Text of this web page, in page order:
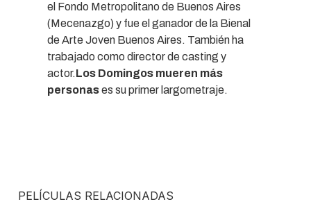
el Fondo Metropolitano de Buenos Aires
(Mecenazgo) y fue el ganador de la Bienal
de Arte Joven Buenos Aires. También ha
trabajado como director de casting y
actor.Los Domingos mueren más
personases su primer largometraje.
PELÍCULAS RELACIONADAS